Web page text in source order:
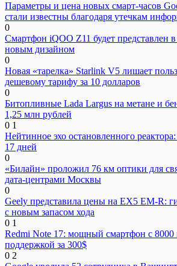
Параметры и цена новых смарт-часов
стали известны благодаря утечкам
0
Смартфон iQOO Z11 будет представлен
новым дизайном
0
Новая «тарелка» Starlink V5 лишает
дешевому тарифу за 10 долларов
0
Битопливные Lada Largus на метане и
1,25 млн рублей
0 1
Нейтинное эхо остановленного
17 дней
0
«Билайн» проложил 76 км оптики для
дата-центрами Москвы
0
Geely представила цены на EX5 EM-R:
с новым запасом хода
0 1
Redmi Note 17: мощный смартфон с
поддержкой за 300$
0 2